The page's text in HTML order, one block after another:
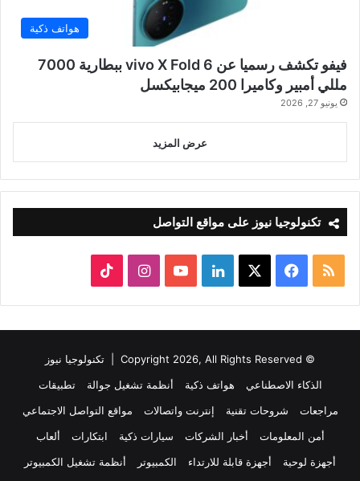
هواتف ذكية
فيفو تكشف رسميا عن vivo X Fold 6 ببطارية 7000
مللي أمبير وكاميرا 200 ميجابيكسل
يونيو 27, 2026
عرض المزيد
تكنولوجيا نيوز على مواقع التواصل
ملخص
الموقع
RSS
فيسبوك لينكدإن‫YouTubeانستقرام
© Copyright 2026, All Rights Reserved |
تكنولوجيا نيوز
الذكاء الاصطناعي
هواتف ذكية أنظمة تشغيل جوالة
تطبيقات
مراجعات
شروحات تقنية إنترنت واتصالات
مواقع التواصل الاجتماعي
أمن المعلومات
أخبار الشركات سيارات ذكية ابتكارات
ألعاب
أجهزة لوحية
أجهزة قابلة للارتداء الكمبيوتر أنظمة تشغيل الكمبيوتر